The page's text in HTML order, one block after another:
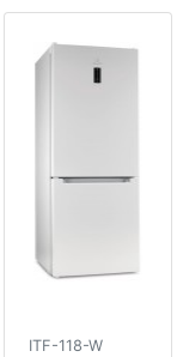
ITF-118-W